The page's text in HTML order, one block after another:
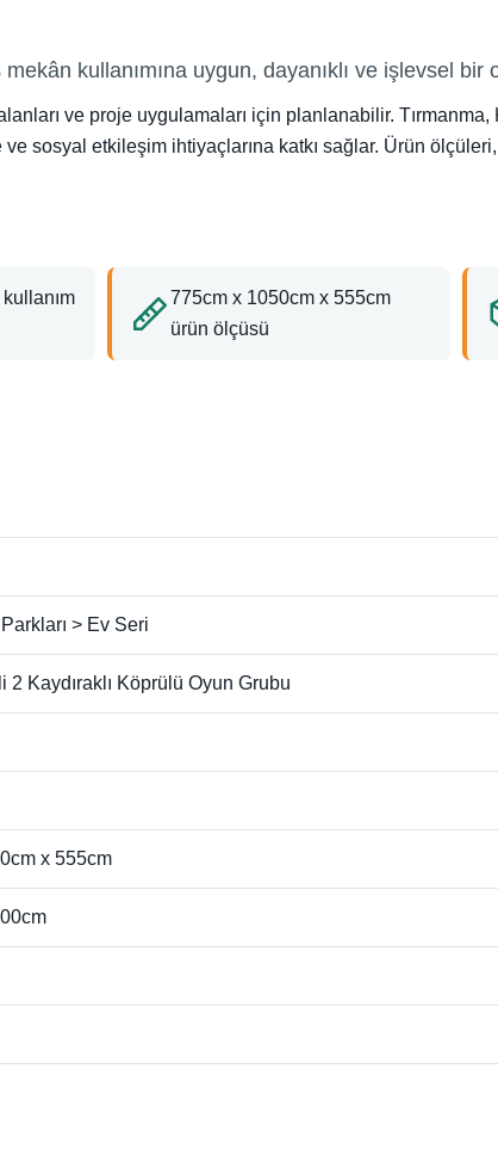
kullanımına uygun, dayanıklı ve işlevsel bir
ve proje uygulamaları için planlanabilir.
sosyal etkileşim ihtiyaçlarına katkı sağlar. Ürün
775cm x 1050cm x 555cm
ürün ölçüsü
> Ev Seri
2 Kaydıraklı Köprülü Oyun Grubu
x 555cm